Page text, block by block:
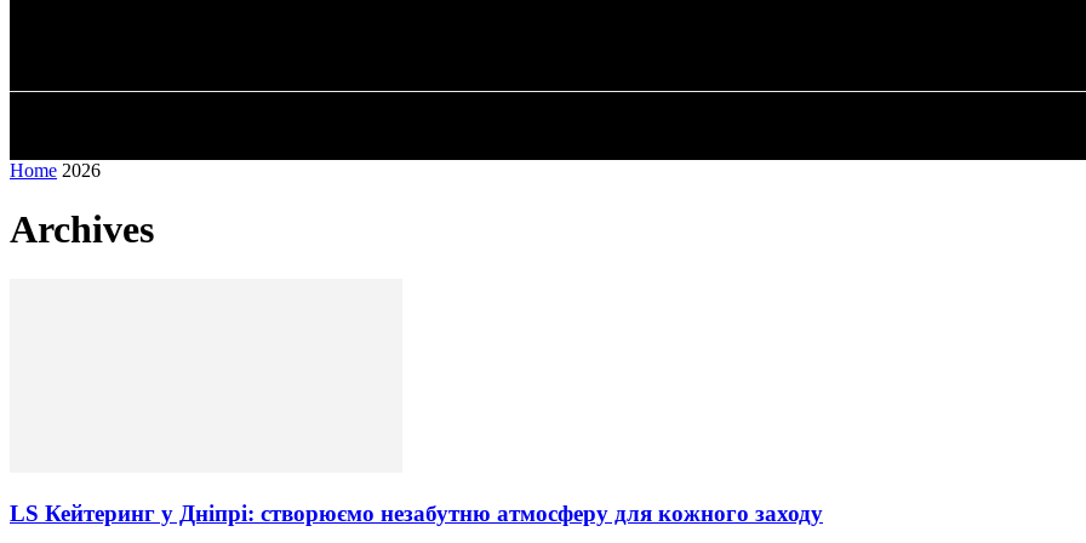
Home 2026
Archives
LS Кейтеринг у Дніпрі: створюємо незабутню атмосферу для кожного заходу